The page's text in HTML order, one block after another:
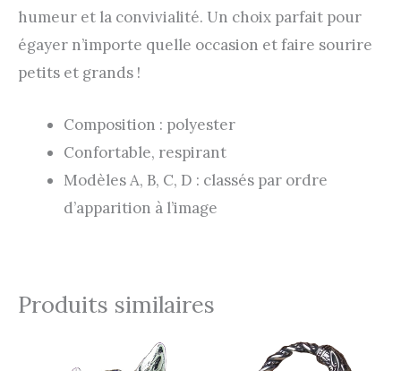
humeur et la convivialité. Un choix parfait pour
égayer n’importe quelle occasion et faire sourire
petits et grands !
Composition : polyester
Confortable, respirant
Modèles A, B, C, D : classés par ordre
d’apparition à l’image
Produits similaires